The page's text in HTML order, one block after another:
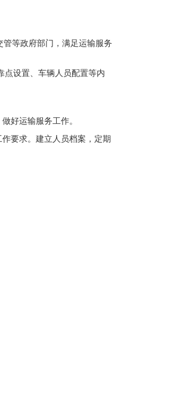
管等政府部门，满足运输服务
设置、车辆人员配置等内
好运输服务工作。
要求。建立人员档案，定期